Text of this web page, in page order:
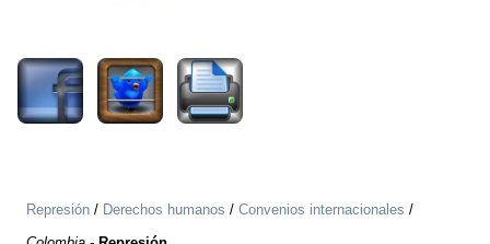
Represión / Derechos humanos / Convenios internacionales /